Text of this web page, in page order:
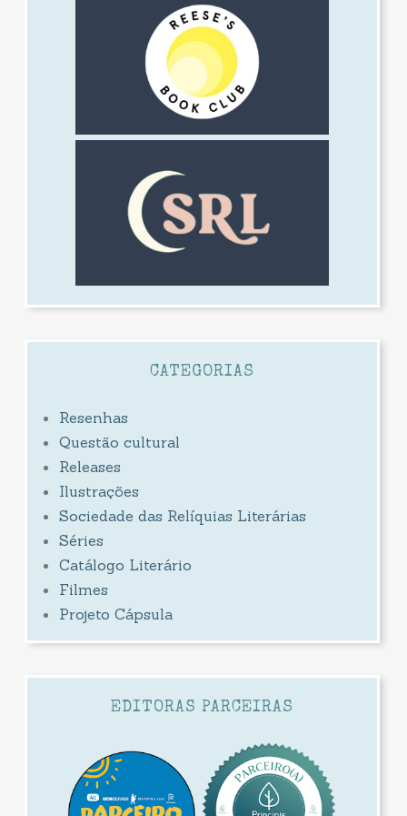
CATEGORIAS
Resenhas
Questão cultural
Releases
Ilustrações
Sociedade das Relíquias Literárias
Séries
Catálogo Literário
Filmes
Projeto Cápsula
EDITORAS PARCEIRAS